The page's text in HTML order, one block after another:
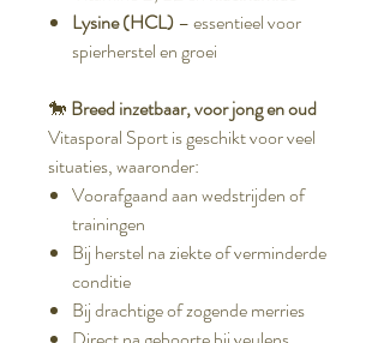
Lysine (HCL) – essentieel voor
spierherstel en groei
🐎 Breed inzetbaar, voor jong en oud
Vitasporal Sport is geschikt voor veel
situaties, waaronder:
Voorafgaand aan wedstrijden of
trainingen
Bij herstel na ziekte of verminderde
conditie
Bij drachtige of zogende merries